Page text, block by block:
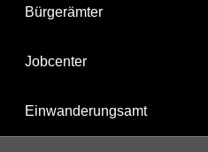
Bürgerämter
Jobcenter
Einwanderungsamt